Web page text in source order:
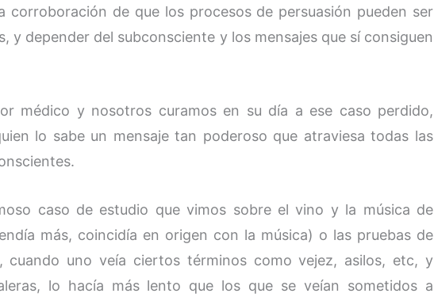
corroboración de que los procesos de persuasión pueden ser
y depender del subconsciente y los mensajes que sí consiguen
médico y nosotros curamos en su día a ese caso perdido,
lo sabe un mensaje tan poderoso que atraviesa todas las
caso de estudio que vimos sobre el vino y la música de
más, coincidía en origen con la música) o las pruebas de
cuando uno veía ciertos términos como vejez, asilos, etc, y
lo hacía más lento que los que se veían sometidos a